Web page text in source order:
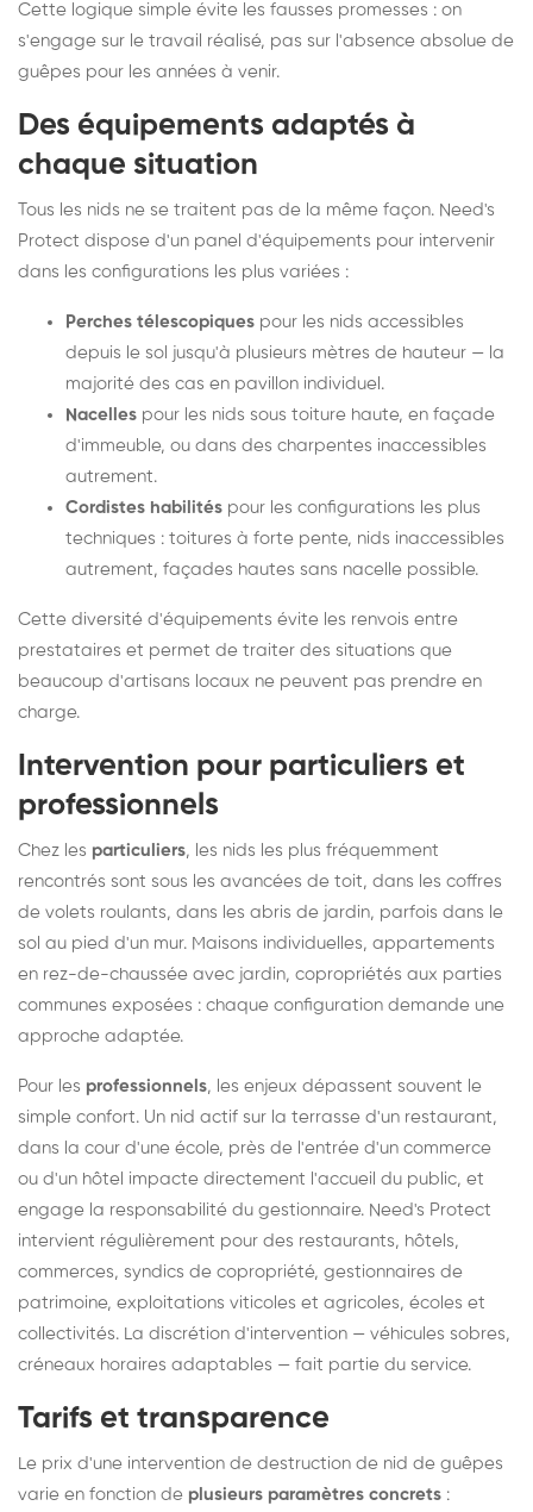
Cette logique simple évite les fausses promesses : on
s'engage sur le travail réalisé, pas sur l'absence absolue de
guêpes pour les années à venir.
Des équipements adaptés à
chaque situation
Tous les nids ne se traitent pas de la même façon. Need's
Protect dispose d'un panel d'équipements pour intervenir
dans les configurations les plus variées :
Perches télescopiques pour les nids accessibles
depuis le sol jusqu'à plusieurs mètres de hauteur — la
majorité des cas en pavillon individuel.
Nacelles pour les nids sous toiture haute, en façade
d'immeuble, ou dans des charpentes inaccessibles
autrement.
Cordistes habilités pour les configurations les plus
techniques : toitures à forte pente, nids inaccessibles
autrement, façades hautes sans nacelle possible.
Cette diversité d'équipements évite les renvois entre
prestataires et permet de traiter des situations que
beaucoup d'artisans locaux ne peuvent pas prendre en
charge.
Intervention pour particuliers et
professionnels
Chez les particuliers, les nids les plus fréquemment
rencontrés sont sous les avancées de toit, dans les coffres
de volets roulants, dans les abris de jardin, parfois dans le
sol au pied d'un mur. Maisons individuelles, appartements
en rez-de-chaussée avec jardin, copropriétés aux parties
communes exposées : chaque configuration demande une
approche adaptée.
Pour les professionnels, les enjeux dépassent souvent le
simple confort. Un nid actif sur la terrasse d'un restaurant,
dans la cour d'une école, près de l'entrée d'un commerce
ou d'un hôtel impacte directement l'accueil du public, et
engage la responsabilité du gestionnaire. Need's Protect
intervient régulièrement pour des restaurants, hôtels,
commerces, syndics de copropriété, gestionnaires de
patrimoine, exploitations viticoles et agricoles, écoles et
collectivités. La discrétion d'intervention — véhicules sobres,
créneaux horaires adaptables — fait partie du service.
Tarifs et transparence
Le prix d'une intervention de destruction de nid de guêpes
varie en fonction de plusieurs paramètres concrets :